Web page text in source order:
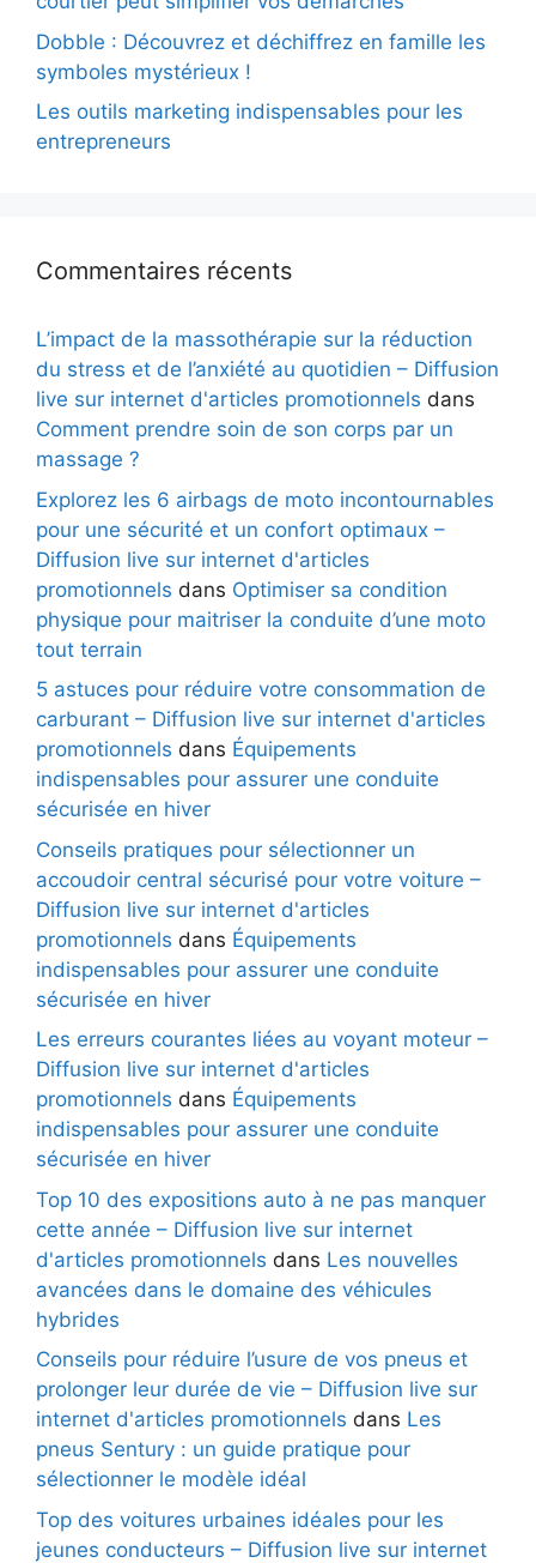
Dobble : Découvrez et déchiffrez en famille les
symboles mystérieux !
Les outils marketing indispensables pour les
entrepreneurs
Commentaires récents
L’impact de la massothérapie sur la réduction
du stress et de l’anxiété au quotidien – Diffusion
live sur internet d'articles promotionnels dans
Comment prendre soin de son corps par un
massage ?
Explorez les 6 airbags de moto incontournables
pour une sécurité et un confort optimaux –
Diffusion live sur internet d'articles
promotionnels dans Optimiser sa condition
physique pour maitriser la conduite d’une moto
tout terrain
5 astuces pour réduire votre consommation de
carburant – Diffusion live sur internet d'articles
promotionnels dans Équipements
indispensables pour assurer une conduite
sécurisée en hiver
Conseils pratiques pour sélectionner un
accoudoir central sécurisé pour votre voiture –
Diffusion live sur internet d'articles
promotionnels dans Équipements
indispensables pour assurer une conduite
sécurisée en hiver
Les erreurs courantes liées au voyant moteur –
Diffusion live sur internet d'articles
promotionnels dans Équipements
indispensables pour assurer une conduite
sécurisée en hiver
Top 10 des expositions auto à ne pas manquer
cette année – Diffusion live sur internet
d'articles promotionnels dans Les nouvelles
avancées dans le domaine des véhicules
hybrides
Conseils pour réduire l’usure de vos pneus et
prolonger leur durée de vie – Diffusion live sur
internet d'articles promotionnels dans Les
pneus Sentury : un guide pratique pour
sélectionner le modèle idéal
Top des voitures urbaines idéales pour les
jeunes conducteurs – Diffusion live sur internet